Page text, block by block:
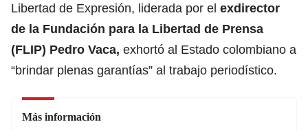
Libertad de Expresión, liderada por el exdirector
de la Fundación para la Libertad de Prensa
(FLIP) Pedro Vaca, exhortó al Estado colombiano a
“brindar plenas garantías” al trabajo periodístico.
Más información